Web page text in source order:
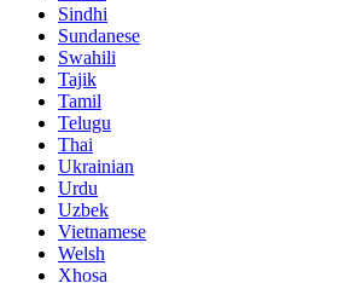
Sindhi
Sundanese
Swahili
Tajik
Tamil
Telugu
Thai
Ukrainian
Urdu
Uzbek
Vietnamese
Welsh
Xhosa